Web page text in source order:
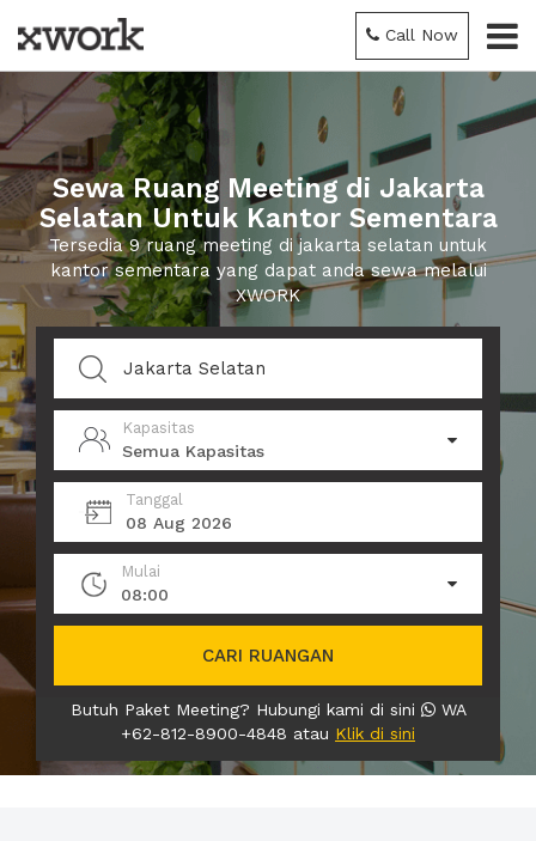
Call Now
Sewa Ruang Meeting di Jakarta
Selatan Untuk Kantor Sementara
Tersedia 9 ruang meeting di jakarta selatan untuk
kantor sementara yang dapat anda sewa melalui
XWORK
Kapasitas
Semua Kapasitas
Tanggal
08 Aug 2026
Mulai
08:00
CARI RUANGAN
Butuh Paket Meeting? Hubungi kami di sini
WA
+62-812-8900-4848 atau Klik di sini